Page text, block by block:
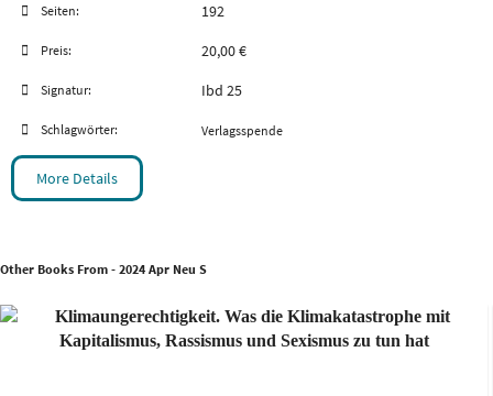
Seiten: 192
Preis: 20,00 €
Signatur: Ibd 25
Schlagwörter: Verlagsspende
More Details
Other Books From - 2024 Apr Neu S